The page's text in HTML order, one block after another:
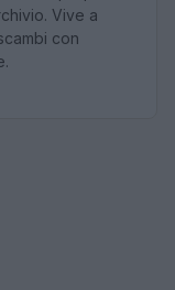
Vive a
con